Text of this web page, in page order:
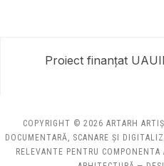
Proiect finanțat
COPYRIGHT © 2026 ARTARH
DOCUMENTARĂ, SCANARE ȘI
RELEVANTE PENTRU